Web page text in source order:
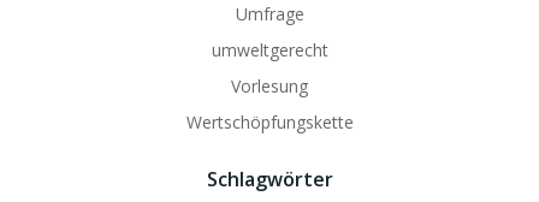
Umfrage
umweltgerecht
Vorlesung
Wertschöpfungskette
Schlagwörter